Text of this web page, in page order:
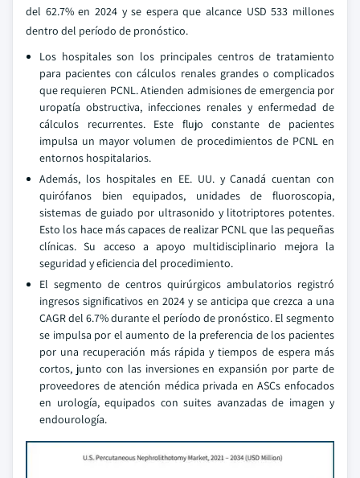
del 62.7% en 2024 y se espera que alcance USD 533 millones
dentro del período de pronóstico.
Los hospitales son los principales centros de tratamiento
para pacientes con cálculos renales grandes o complicados
que requieren PCNL. Atienden admisiones de emergencia por
uropatía obstructiva, infecciones renales y enfermedad de
cálculos recurrentes. Este flujo constante de pacientes
impulsa un mayor volumen de procedimientos de PCNL en
entornos hospitalarios.
Además, los hospitales en EE. UU. y Canadá cuentan con
quirófanos bien equipados, unidades de fluoroscopia,
sistemas de guiado por ultrasonido y litotriptores potentes.
Esto los hace más capaces de realizar PCNL que las pequeñas
clínicas. Su acceso a apoyo multidisciplinario mejora la
seguridad y eficiencia del procedimiento.
El segmento de centros quirúrgicos ambulatorios registró
ingresos significativos en 2024 y se anticipa que crezca a una
CAGR del 6.7% durante el período de pronóstico. El segmento
se impulsa por el aumento de la preferencia de los pacientes
por una recuperación más rápida y tiempos de espera más
cortos, junto con las inversiones en expansión por parte de
proveedores de atención médica privada en ASCs enfocados
en urología, equipados con suites avanzadas de imagen y
endourología.